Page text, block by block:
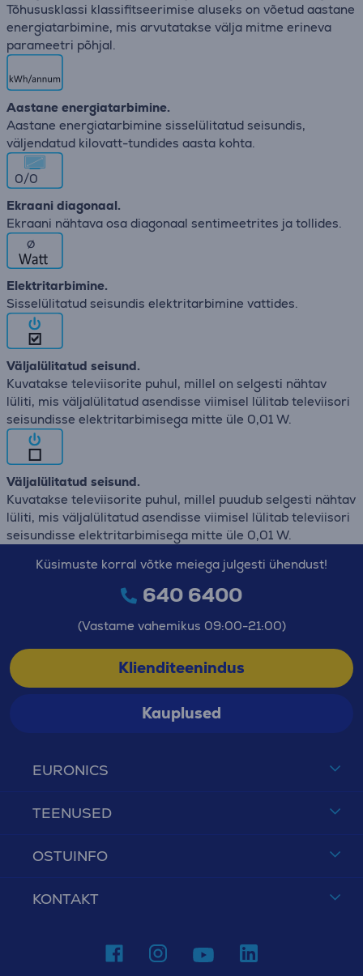
Tõhususklassi klassifitseerimise aluseks on võetud aastane
energiatarbimine, mis arvutatakse välja mitme erineva
parameetri põhjal.
Aastane energiatarbimine.
Aastane energiatarbimine sisselülitatud seisundis,
väljendatud kilovatt-tundides aasta kohta.
0/0
Ekraani diagonaal.
Ekraani nähtava osa diagonaal sentimeetrites ja tollides.
∅
Elektritarbimine.
Sisselülitatud seisundis elektritarbimine vattides.
Väljalülitatud seisund.
Kuvatakse televiisorite puhul, millel on selgesti nähtav
lüliti, mis väljalülitatud asendisse viimisel lülitab televiisori
seisundisse elektritarbimisega mitte üle 0,01 W.
Väljalülitatud seisund.
Kuvatakse televiisorite puhul, millel puudub selgesti nähtav
lüliti, mis väljalülitatud asendisse viimisel lülitab televiisori
seisundisse elektritarbimisega mitte üle 0,01 W.
EURONICS
TEENUSED
OSTUINFO
KONTAKT
Küsimuste korral võtke meiega julgesti ühendust!
640 6400
(Vastame vahemikus 09:00-21:00)
Klienditeenindus
Kauplused